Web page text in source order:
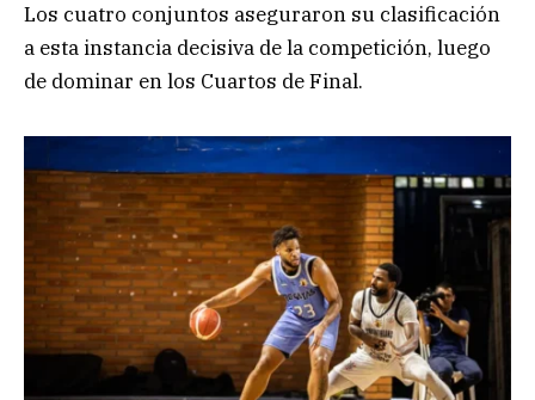
Los cuatro conjuntos aseguraron su clasificación
a esta instancia decisiva de la competición, luego
de dominar en los Cuartos de Final.